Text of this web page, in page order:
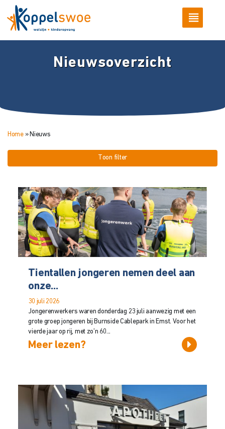
Nieuwsoverzicht
Home» Nieuws
Toon filter
Tientallen jongeren nemen deel aan
onze...
30 juli 2026
Jongerenwerkers waren donderdag 23 juli aanwezig met een
grote groep jongeren bij Burnside Cablepark in Emst. Voor het
vierde jaar op rij, met zo’n 60...
Meer lezen?